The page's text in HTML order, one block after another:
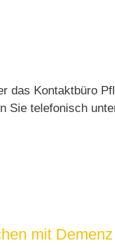
das Kontaktbüro
Sie telefonisch
mit